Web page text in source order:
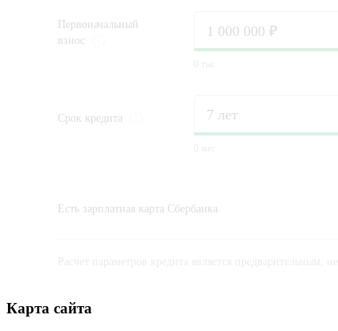
Первоначальный
взнос
Срок кредита
Есть зарплатная карта Сбербанка
Карта сайта